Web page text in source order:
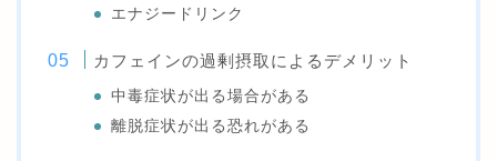
エナジードリンク
カフェインの過剰摂取によるデメリット
中毒症状が出る場合がある
離脱症状が出る恐れがある